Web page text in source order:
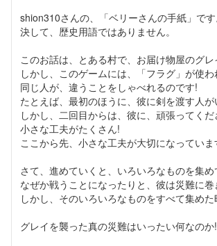
shion310さんの、「ベリーさんの手紙」です
決して、歴史用語ではありません。
このお話は、とある村で、お届け物屋のグ
しかし、このゲームには、「フラグ」が使わ
同じ人が、違うことをしゃべれるのです!
たとえば、最初のほうに、彼に剣を渡す人が
しかし、二回目からは、彼に、頑張ってく
小さな工夫がたくさん!
ここから先、小さな工夫が大切になっていま
さて、進めていくと、いろいろなものを集め
なぜか戦うことになったりと、彼は災難に巻
しかし、そのいろいろなものをすべて集め
グレイを襲った真の災難はいったい何なのか